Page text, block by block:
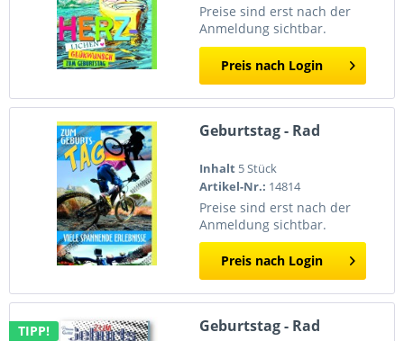
Preise sind erst nach der
Anmeldung sichtbar.
Preis nach Login
Geburtstag - Rad
Inhalt 5 Stück
Artikel-Nr.: 14814
Preise sind erst nach der
Anmeldung sichtbar.
Preis nach Login
TIPP! Geburtstag - Rad